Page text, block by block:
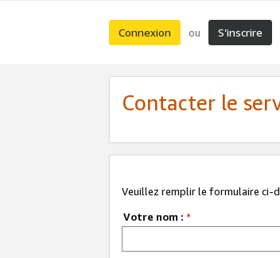
Connexion ou S’inscrire
Contacter le
Veuillez remplir le formulaire ci-
Votre nom : *